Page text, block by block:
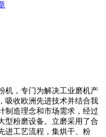
机，专门为解决工业磨机产
吸收欧洲先进技术并结合我
制造理念和市场需求，经过
型粉磨设备。立磨采用了合
进工艺流程，集烘干、粉